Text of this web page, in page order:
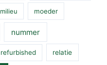
milieu moeder
nummer
refurbished relatie